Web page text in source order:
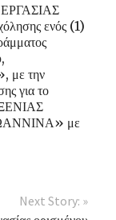
ενός (1)
με την
για το
με
Next Story: »